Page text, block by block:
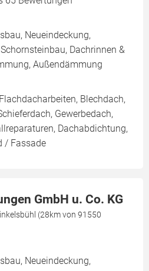
Neueindeckung,
Dachrinnen &
Außendämmung
Blechdach,
Gewerbedach,
Dachabdichtung,
/ Fassade
GmbH u. Co. KG
(28km von 91550
Neueindeckung,